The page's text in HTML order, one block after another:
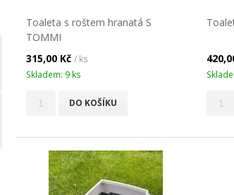
Toaleta s roštem hranatá S
TOMMI
315,00 Kč / ks
Skladem: 9 ks
DO KOŠÍKU